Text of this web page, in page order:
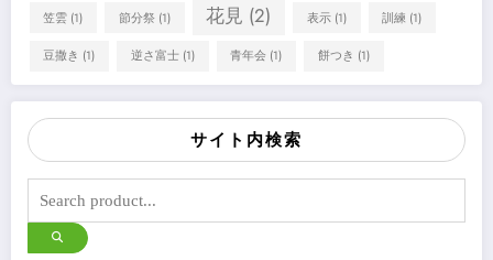
笠雲 (1) 節分祭(1) 花見 (2) 表示(1) 訓練 (1)
豆撒き (1) 逆さ富士(1) 青年会 (1) 餅つき (1)
サイト内検索